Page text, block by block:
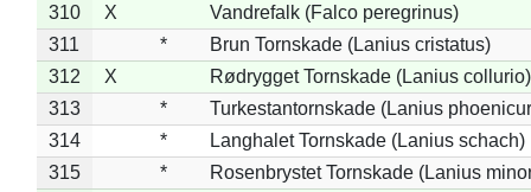
310
X
Vandrefalk (Falco peregrinus)
311
*
Brun Tornskade (Lanius cristatus)
312
X
Rødrygget Tornskade (Lanius collurio)
313
*
Turkestantornskade (Lanius
314
*
Langhalet Tornskade (Lanius schach)
315
*
Rosenbrystet Tornskade (Lanius